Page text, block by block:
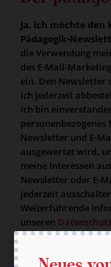
Ja, ich möchte den
Pädagogik-
die Verwendung
des E-Mail-
ein. Den Newsletter
ich jederzeit
Ich bin
Newsletter und E-
ausgewertet wird,
meine Interessen
Newsletter oder E-
jederzeit
Weiterführende
unseren